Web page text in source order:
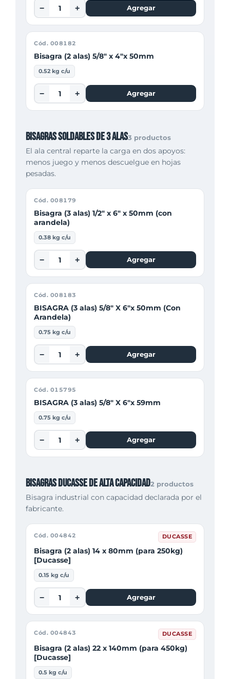
− + Agregar
Cód. 008182
Bisagra (2 alas) 5/8" x 4"x 50mm
0.52 kg c/u
− + Agregar
Bisagras soldables de 3 alas3 productos
El ala central reparte la carga en dos apoyos:
menos juego y menos descuelgue en hojas
pesadas.
Cód. 008179
Bisagra (3 alas) 1/2" x 6" x 50mm (con
arandela)
0.38 kg c/u
− + Agregar
Cód. 008183
BISAGRA (3 alas) 5/8" X 6"x 50mm (Con
Arandela)
0.75 kg c/u
− + Agregar
Cód. 015795
BISAGRA (3 alas) 5/8" X 6"x 59mm
0.75 kg c/u
− + Agregar
Bisagras Ducasse de alta capacidad2 productos
Bisagra industrial con capacidad declarada por el
fabricante.
Cód. 004842 DUCASSE
Bisagra (2 alas) 14 x 80mm (para 250kg)
[Ducasse]
0.15 kg c/u
− + Agregar
Cód. 004843 DUCASSE
Bisagra (2 alas) 22 x 140mm (para 450kg)
[Ducasse]
0.5 kg c/u